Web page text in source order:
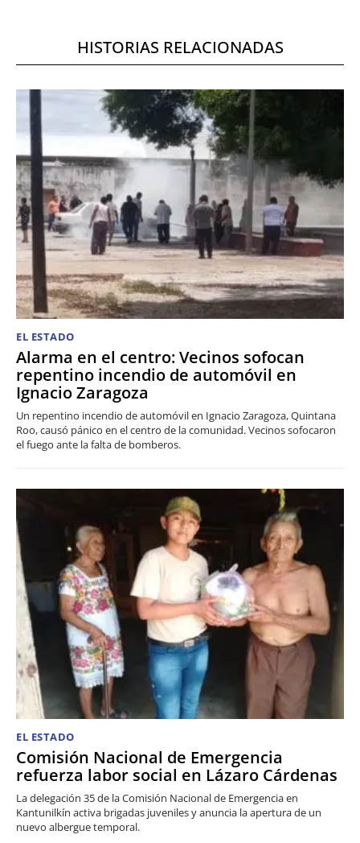
HISTORIAS RELACIONADAS
EL ESTADO
Alarma en el centro: Vecinos sofocan
repentino incendio de automóvil en
Ignacio Zaragoza
Un repentino incendio de automóvil en Ignacio Zaragoza, Quintana
Roo, causó pánico en el centro de la comunidad. Vecinos sofocaron
el fuego ante la falta de bomberos.
EL ESTADO
Comisión Nacional de Emergencia
refuerza labor social en Lázaro Cárdenas
La delegación 35 de la Comisión Nacional de Emergencia en
Kantunilkín activa brigadas juveniles y anuncia la apertura de un
nuevo albergue temporal.